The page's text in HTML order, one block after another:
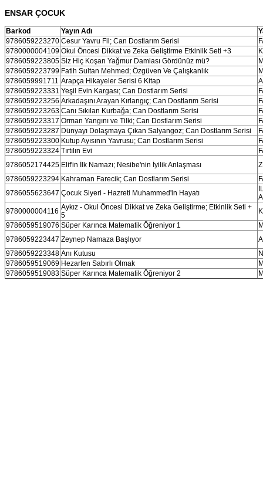
ENSAR ÇOCUK
Barkod Yayın Adı
9786059223270 Cesur Yavru Fil; Can Dostlarım Serisi
9780000004109 Okul Öncesi Dikkat ve Zeka Geliştirme Etkinlik Seti +3
9786059223805 Siz Hiç Koşan Yağmur Damlası Gördünüz mü?
9786059223799 Fatih Sultan Mehmed; Özgüven Ve Çalışkanlık
9786059991711 Arapça Hikayeler Serisi 6 Kitap
9786059223331 Yeşil Evin Kargası; Can Dostlarım Serisi
9786059223256 Arkadaşını Arayan Kırlangıç; Can Dostlarım Serisi
9786059223263 Canı Sıkılan Kurbağa; Can Dostlarım Serisi
9786059223317 Orman Yangını ve Tilki; Can Dostlarım Serisi
9786059223287 Dünyayı Dolaşmaya Çıkan Salyangoz; Can Dostlarım Serisi
9786059223300 Kutup Ayısının Yavrusu; Can Dostlarım Serisi
9786059223324 Tırtılın Evi
9786052174425 Elif'in İlk Namazı; Nesibe'nin İyilik Anlaşması
9786059223294 Kahraman Farecik; Can Dostlarım Serisi
9786055623647 Çocuk Siyeri - Hazreti Muhammed'in Hayatı
9780000004116 Aykız - Okul Öncesi Dikkat ve Zeka Geliştirme; Etkinlik Seti +
5
9786059519076 Süper Karınca Matematik Öğreniyor 1
9786059223447 Zeynep Namaza Başlıyor
9786059223348 Anı Kutusu
9786059519069 Hezarfen Sabırlı Olmak
9786059519083 Süper Karınca Matematik Öğreniyor 2